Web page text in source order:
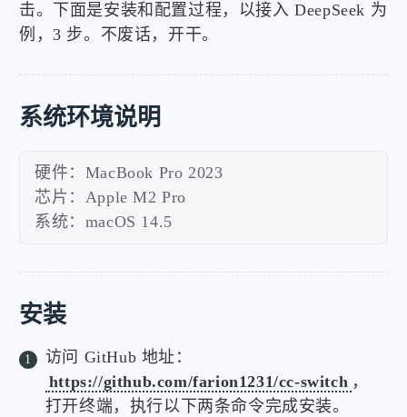
击。下面是安装和配置过程，以接入 DeepSeek 为
例，3 步。不废话，开干。
系统环境说明
硬件：MacBook Pro 2023
芯片：Apple M2 Pro
系统：macOS 14.5
安装
访问 GitHub 地址：
https://github.com/farion1231/cc-switch ，
打开终端，执行以下两条命令完成安装。